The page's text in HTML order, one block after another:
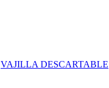
VAJILLA DESCARTABLE